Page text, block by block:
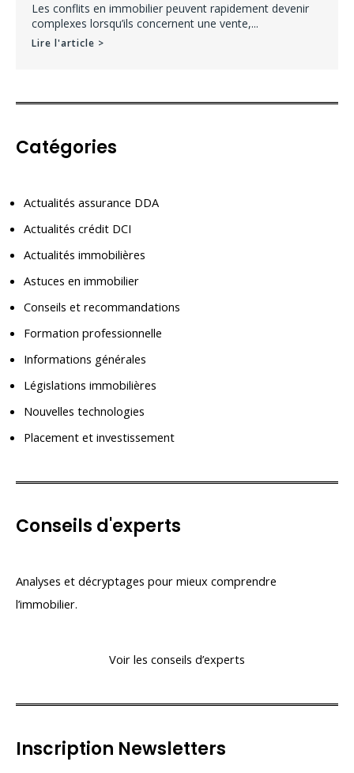
Les conflits en immobilier peuvent rapidement devenir
complexes lorsqu’ils concernent une vente,...
Lire l'article >
Catégories
Actualités assurance DDA
Actualités crédit DCI
Actualités immobilières
Astuces en immobilier
Conseils et recommandations
Formation professionnelle
Informations générales
Législations immobilières
Nouvelles technologies
Placement et investissement
Conseils d'experts
Analyses et décryptages pour mieux comprendre
l’immobilier.
Voir les conseils d’experts
Inscription Newsletters